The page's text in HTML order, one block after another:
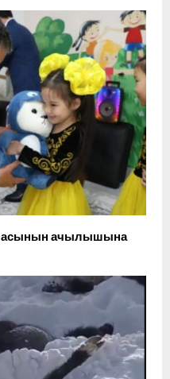
ачылышына